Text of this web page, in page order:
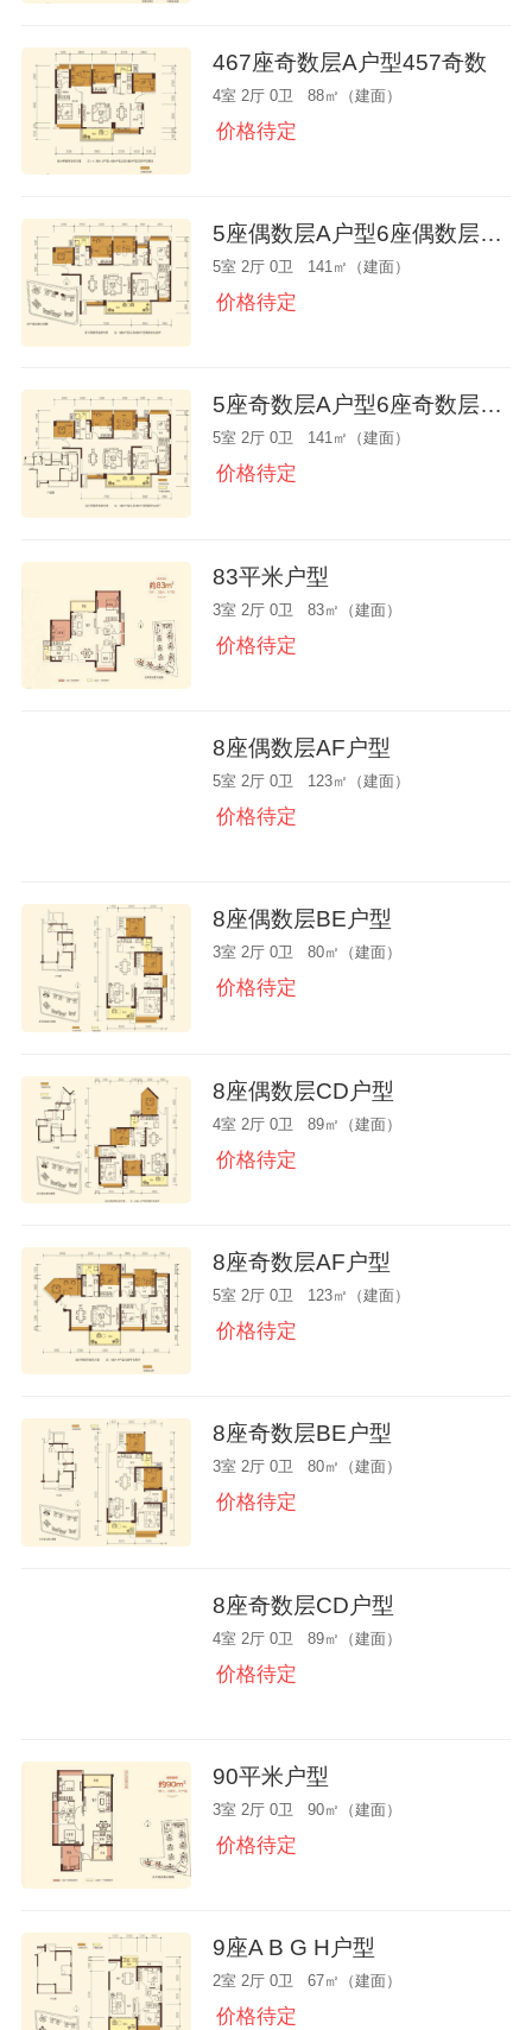
467座奇数层A户型457奇数
4室 2厅 0卫 88㎡（建面）
价格待定
5座偶数层A户型6座偶数层D户型
5室 2厅 0卫 141㎡（建面）
价格待定
5座奇数层A户型6座奇数层D户型
5室 2厅 0卫 141㎡（建面）
价格待定
83平米户型
3室 2厅 0卫 83㎡（建面）
价格待定
8座偶数层AF户型
5室 2厅 0卫 123㎡（建面）
价格待定
8座偶数层BE户型
3室 2厅 0卫 80㎡（建面）
价格待定
8座偶数层CD户型
4室 2厅 0卫 89㎡（建面）
价格待定
8座奇数层AF户型
5室 2厅 0卫 123㎡（建面）
价格待定
8座奇数层BE户型
3室 2厅 0卫 80㎡（建面）
价格待定
8座奇数层CD户型
4室 2厅 0卫 89㎡（建面）
价格待定
90平米户型
3室 2厅 0卫 90㎡（建面）
价格待定
9座A B G H户型
2室 2厅 0卫 67㎡（建面）
价格待定